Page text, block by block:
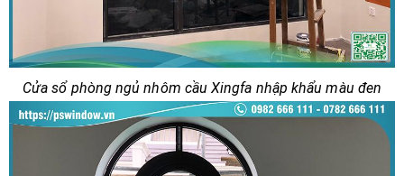
Cửa sổ phòng ngủ nhôm cầu Xingfa nhập khẩu màu đen